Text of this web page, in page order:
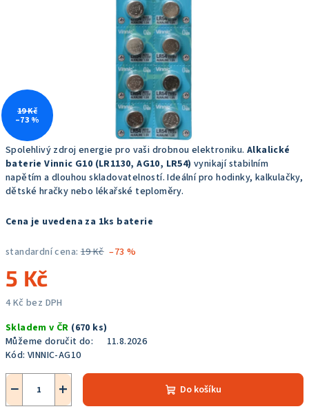
Spolehlivý zdroj energie pro vaši drobnou elektroniku. Alkalické
baterie Vinnic G10 (LR1130, AG10, LR54) vynikají stabilním
napětím a dlouhou skladovatelností. Ideální pro hodinky, kalkulačky,
dětské hračky nebo lékařské teploměry.
Cena je uvedena za 1ks baterie
standardní cena: 19 Kč –73 %
5 Kč
4 Kč bez DPH
cena:
Skladem v ČR (670 ks)
Můžeme doručit do:
11.8.2026
Kód: VINNIC-AG10
+
− Do košíku
19 Kč
–73 %